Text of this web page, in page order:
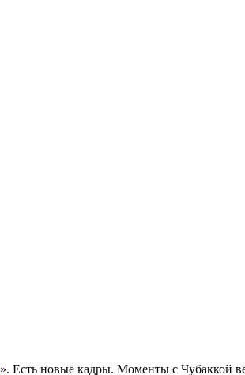
». Есть новые кадры. Моменты с Чубаккой